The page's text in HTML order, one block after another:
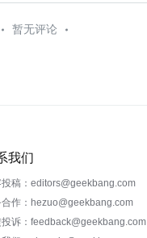
暂无评论
我们
投稿：editors@geekbang.com
合作：hezuo@geekbang.com
投诉：feedback@geekbang.com